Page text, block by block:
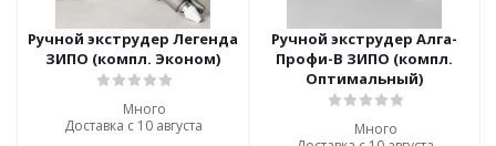
Ручной экструдер Легенда
ЗИПО (компл. Эконом)
Много
Доставка с 10 августа
Ручной экструдер Алга-
Профи-В ЗИПО (компл.
Оптимальный)
Много